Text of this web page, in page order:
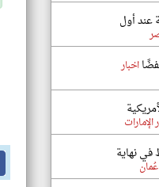
عند أول
اخبار
الإمارات
في نهاية